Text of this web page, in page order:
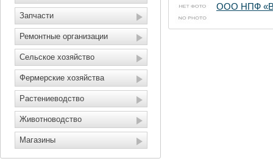
Запчасти
Ремонтные организации
Сельское хозяйство
Фермерские хозяйства
Растениеводство
Животноводство
Магазины
ООО НПФ